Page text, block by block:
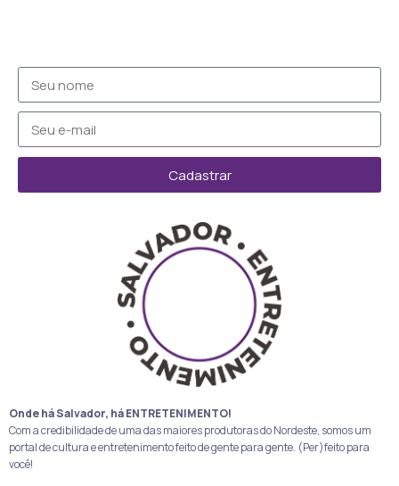
Cadastrar
Onde há Salvador, há ENTRETENIMENTO!
Com a credibilidade de uma das maiores produtoras do Nordeste, somos um
portal de cultura e entretenimento feito de gente para gente. (Per)feito para
você!